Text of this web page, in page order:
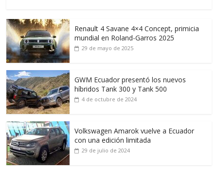
Renault 4 Savane 4×4 Concept, primicia
mundial en Roland-Garros 2025
29 de mayo de 2025
GWM Ecuador presentó los nuevos
híbridos Tank 300 y Tank 500
4 de octubre de 2024
Volkswagen Amarok vuelve a Ecuador
con una edición limitada
29 de julio de 2024